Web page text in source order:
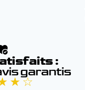
:
garantis
★ ☆